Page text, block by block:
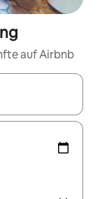
auf Airbnb
mit den